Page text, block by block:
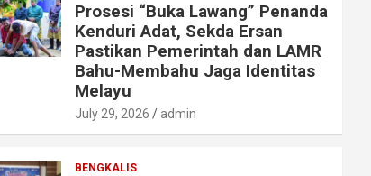
Prosesi “Buka Lawang” Penanda
Kenduri Adat, Sekda Ersan
Pastikan Pemerintah dan LAMR
Bahu-Membahu Jaga Identitas
Melayu
July 29, 2026 admin
BENGKALIS